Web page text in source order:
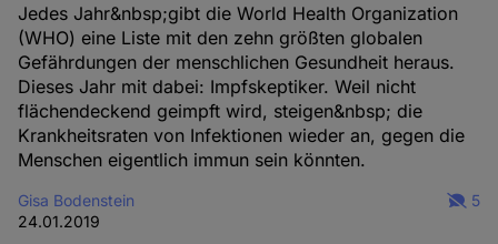
Jedes Jahr&nbsp;gibt die World Health Organization
(WHO) eine Liste mit den zehn größten globalen
Gefährdungen der menschlichen Gesundheit heraus.
Dieses Jahr mit dabei: Impfskeptiker. Weil nicht
flächendeckend geimpft wird, steigen&nbsp; die
Krankheitsraten von Infektionen wieder an, gegen die
Menschen eigentlich immun sein könnten.
Gisa Bodenstein
24.01.2019
5